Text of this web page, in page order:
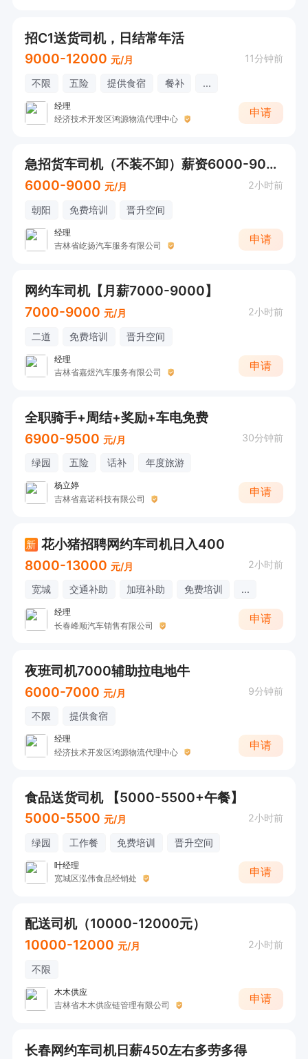
招C1送货司机，日结常年活
9000-12000 元/月 11分钟前
不限 五险 提供食宿 餐补 ...
经理
经济技术开发区鸿源物流代理中心
申请
急招货车司机（不装不卸）薪资6000-9000
6000-9000 元/月 2小时前
朝阳 免费培训 晋升空间
经理
吉林省屹扬汽车服务有限公司
申请
网约车司机【月薪7000-9000】
7000-9000 元/月 2小时前
二道 免费培训 晋升空间
经理
吉林省嘉煜汽车服务有限公司
申请
全职骑手+周结+奖励+车电免费
6900-9500 元/月 30分钟前
绿园 五险 话补 年度旅游
杨立婷
吉林省嘉诺科技有限公司
申请
新 花小猪招聘网约车司机日入400
8000-13000 元/月 2小时前
宽城 交通补助 加班补助 免费培训 ...
经理
长春峰顺汽车销售有限公司
申请
夜班司机7000辅助拉电地牛
6000-7000 元/月 9分钟前
不限 提供食宿
经理
经济技术开发区鸿源物流代理中心
申请
食品送货司机 【5000-5500+午餐】
5000-5500 元/月 2小时前
绿园 工作餐 免费培训 晋升空间
叶经理
宽城区泓伟食品经销处
申请
配送司机（10000-12000元）
10000-12000 元/月 2小时前
不限
木木供应
吉林省木木供应链管理有限公司
申请
长春网约车司机日薪450左右多劳多得